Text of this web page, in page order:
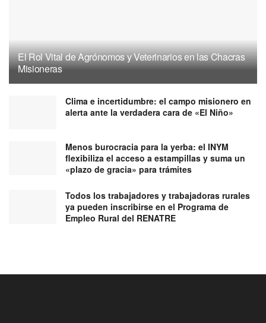
El Rol Vital de Agrónomos y Veterinarios en las Chacras
Misioneras
Clima e incertidumbre: el campo misionero en
alerta ante la verdadera cara de «El Niño»
Menos burocracia para la yerba: el INYM
flexibiliza el acceso a estampillas y suma un
«plazo de gracia» para trámites
Todos los trabajadores y trabajadoras rurales
ya pueden inscribirse en el Programa de
Empleo Rural del RENATRE